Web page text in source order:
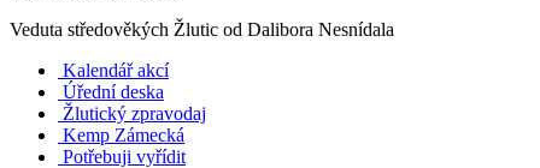
Veduta středověkých Žlutic od Dalibora Nesnídala
Kalendář akcí
Úřední deska
Žlutický zpravodaj
Kemp Zámecká
Potřebuji vyřídit